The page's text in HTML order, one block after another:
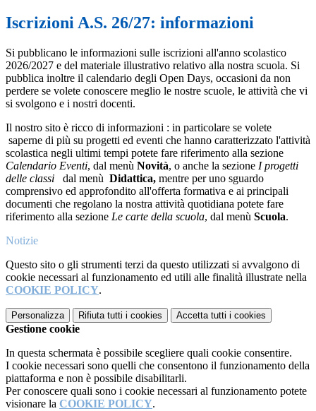
Iscrizioni A.S. 26/27: informazioni
Si pubblicano le informazioni sulle iscrizioni all'anno scolastico
2026/2027 e del materiale illustrativo relativo alla nostra scuola. Si
pubblica inoltre il calendario degli Open Days, occasioni da non
perdere se volete conoscere meglio le nostre scuole, le attività che vi
si svolgono e i nostri docenti.
Il nostro sito è ricco di informazioni : in particolare se volete
saperne di più su progetti ed eventi che hanno caratterizzato l'attività
scolastica negli ultimi tempi potete fare riferimento alla sezione
Calendario Eventi, dal menù Novità, o anche la sezione I progetti
delle classi
dal menù Didattica, mentre per uno sguardo
comprensivo ed approfondito all'offerta formativa e ai principali
documenti che regolano la nostra attività quotidiana potete fare
riferimento alla sezione Le carte della scuola, dal menù Scuola.
Notizie
Questo sito o gli strumenti terzi da questo utilizzati si avvalgono di
cookie necessari al funzionamento ed utili alle finalità illustrate nella
COOKIE POLICY.
Personalizza Rifiuta tutti i cookies Accetta tutti i cookies
Gestione cookie
In questa schermata è possibile scegliere quali cookie consentire.
I cookie necessari sono quelli che consentono il funzionamento della
piattaforma e non è possibile disabilitarli.
Per conoscere quali sono i cookie necessari al funzionamento potete
visionare la COOKIE POLICY.